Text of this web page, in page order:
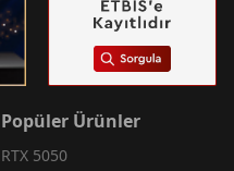
Popüler Ürünler
RTX 5050